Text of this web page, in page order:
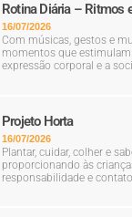
Rotina Diária – Ritmos
16/07/2026
Com músicas, gestos e
momentos que
expressão corporal e a
Projeto Horta
16/07/2026
Plantar, cuidar, colher e
proporcionando às
responsabilidade e